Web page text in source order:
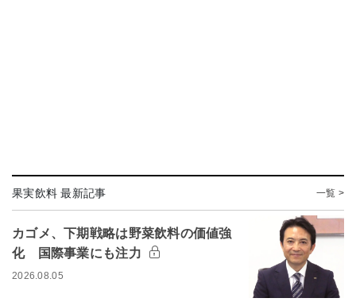
果実飲料 最新記事 一覧 >
カゴメ、下期戦略は野菜飲料の価値強
化 国際事業にも注力
2026.08.05